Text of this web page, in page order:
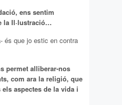
ens sentim
la Il·lustració…
és que jo estic en contra
permet alliberar-nos
com ara la religió, que
aspectes de la vida i